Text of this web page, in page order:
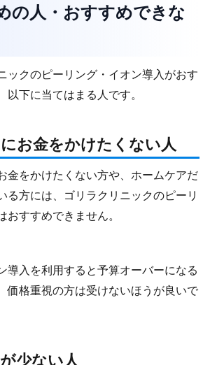
の人・おすすめできな
ックのピーリング・イオン導入がおす
以下に当てはまる人です。
お金をかけたくない人
金をかけたくない方や、ホームケアだ
る方には、ゴリラクリニックのピーリ
おすすめできません。
導入を利用すると予算オーバーになる
価格重視の方は受けないほうが良いで
少ない人